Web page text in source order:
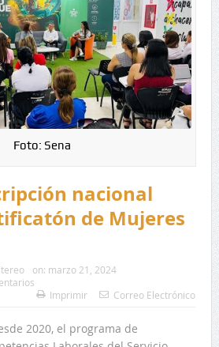
Foto: Sena
nacional
de Mujeres
on: marzo 21, 2024
Imprimir
Correo Electrónico
2020, el programa de